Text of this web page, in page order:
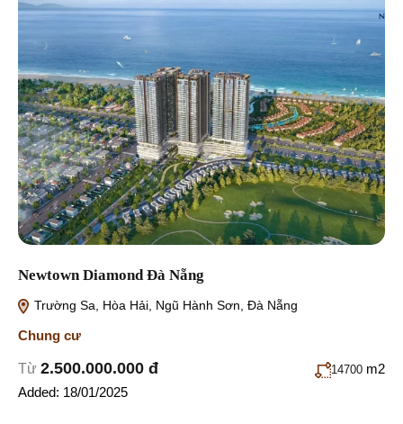
Newtown Diamond Đà Nẵng
Trường Sa, Hòa Hải, Ngũ Hành Sơn, Đà Nẵng
Chung cư
Từ 2.500.000.000 đ 14700 m2
Added: 18/01/2025